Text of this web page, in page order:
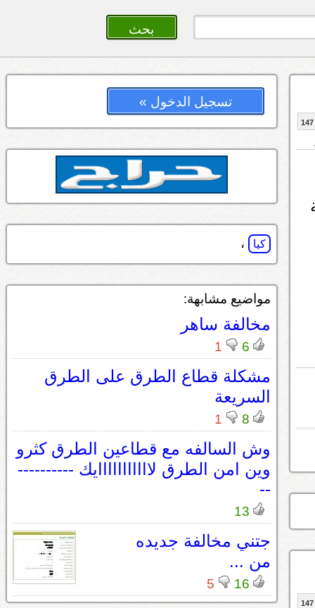
147
147
تسجيل الدخول »
كيا ،
مواضيع مشابهة:
مخالفة ساهر
6
1
مشكلة قطاع الطرق على الطرق
السريعة
8
1
وش السالفه مع قطاعين الطرق كثرو
وين امن الطرق لااااااااااايك ----------
--
13
جتني مخالفة جديده
من ...
16
5